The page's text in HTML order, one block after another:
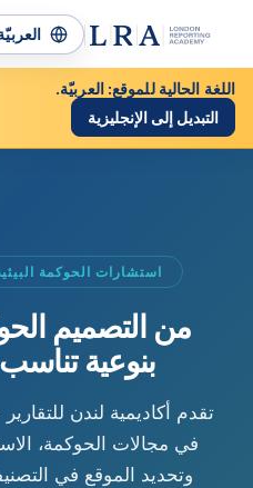
اللغة الحالية للموقع: العربيّة.
التبديل إلى الإنجليزية
استشارات الحوكمة
من التصميم
بنوعية
تقدم أكاديمية لندن
في مجالات الحوكمة،
وتحديد الموقع في